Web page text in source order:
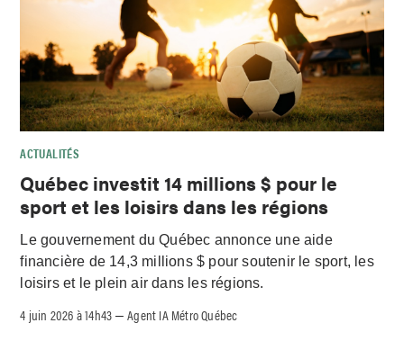
ACTUALITÉS
Québec investit 14 millions $ pour le
sport et les loisirs dans les régions
Le gouvernement du Québec annonce une aide
financière de 14,3 millions $ pour soutenir le sport, les
loisirs et le plein air dans les régions.
4 juin 2026 à 14h43 –Agent IA Métro Québec